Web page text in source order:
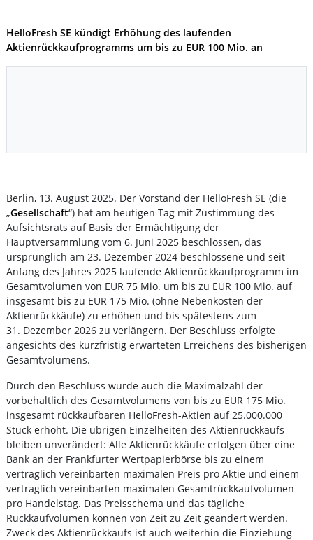
HelloFresh SE kündigt Erhöhung des laufenden
Aktienrückkaufprogramms um bis zu EUR 100 Mio. an
Berlin, 13. August 2025. Der Vorstand der HelloFresh SE (die
„Gesellschaft“) hat am heutigen Tag mit Zustimmung des
Aufsichtsrats auf Basis der Ermächtigung der
Hauptversammlung vom 6. Juni 2025 beschlossen, das
ursprünglich am 23. Dezember 2024 beschlossene und seit
Anfang des Jahres 2025 laufende Aktienrückkaufprogramm im
Gesamtvolumen von EUR 75 Mio. um bis zu EUR 100 Mio. auf
insgesamt bis zu EUR 175 Mio. (ohne Nebenkosten der
Aktienrückkäufe) zu erhöhen und bis spätestens zum
31. Dezember 2026 zu verlängern. Der Beschluss erfolgte
angesichts des kurzfristig erwarteten Erreichens des bisherigen
Gesamtvolumens.
Durch den Beschluss wurde auch die Maximalzahl der
vorbehaltlich des Gesamtvolumens von bis zu EUR 175 Mio.
insgesamt rückkaufbaren HelloFresh-Aktien auf 25.000.000
Stück erhöht. Die übrigen Einzelheiten des Aktienrückkaufs
bleiben unverändert: Alle Aktienrückkäufe erfolgen über eine
Bank an der Frankfurter Wertpapierbörse bis zu einem
vertraglich vereinbarten maximalen Preis pro Aktie und einem
vertraglich vereinbarten maximalen Gesamtrückkaufvolumen
pro Handelstag. Das Preisschema und das tägliche
Rückkaufvolumen können von Zeit zu Zeit geändert werden.
Zweck des Aktienrückkaufs ist auch weiterhin die Einziehung